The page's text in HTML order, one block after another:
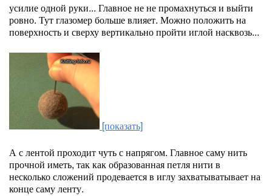
усилие одной руки... Главное не не промахнуться и выйти
ровно. Тут глазомер больше влияет. Можно положить на
поверхность и сверху вертикально пройти иглой насквозь...
[показать]
А с лентой проходит чуть с напрягом. Главное саму нить
прочной иметь, так как образованная петля нити в
несколько сложений продевается в иглу захватыватывает на
конце саму ленту.